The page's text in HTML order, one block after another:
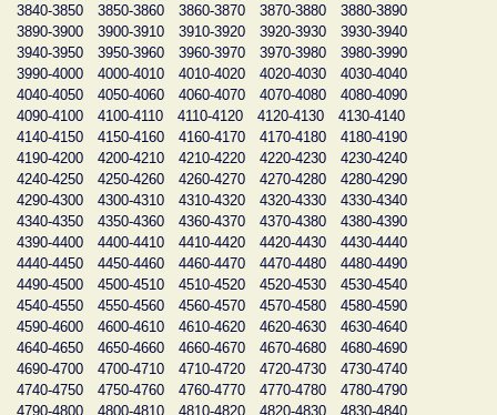
3840-3850
3850-3860 3860-3870 3870-3880
3880-3890
3890-3900
3900-3910 3910-3920 3920-3930
3930-3940
3940-3950
3950-3960 3960-3970 3970-3980
3980-3990
3990-4000
4000-4010 4010-4020 4020-4030
4030-4040
4040-4050
4050-4060 4060-4070 4070-4080
4080-4090
4090-4100
4100-4110 4110-4120 4120-4130
4130-4140
4140-4150
4150-4160 4160-4170 4170-4180
4180-4190
4190-4200
4200-4210 4210-4220 4220-4230
4230-4240
4240-4250
4250-4260 4260-4270 4270-4280
4280-4290
4290-4300
4300-4310 4310-4320 4320-4330
4330-4340
4340-4350
4350-4360 4360-4370 4370-4380
4380-4390
4390-4400
4400-4410 4410-4420 4420-4430
4430-4440
4440-4450
4450-4460 4460-4470 4470-4480
4480-4490
4490-4500
4500-4510 4510-4520 4520-4530
4530-4540
4540-4550
4550-4560 4560-4570 4570-4580
4580-4590
4590-4600
4600-4610 4610-4620 4620-4630
4630-4640
4640-4650
4650-4660 4660-4670 4670-4680
4680-4690
4690-4700
4700-4710 4710-4720 4720-4730
4730-4740
4740-4750
4750-4760 4760-4770 4770-4780
4780-4790
4790-4800
4800-4810 4810-4820 4820-4830
4830-4840